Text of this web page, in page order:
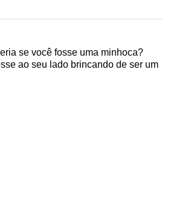
se você fosse uma minhoca?
ao seu lado brincando de ser um